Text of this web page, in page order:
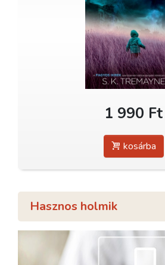
1 990 Ft
kosárba
Hasznos holmik